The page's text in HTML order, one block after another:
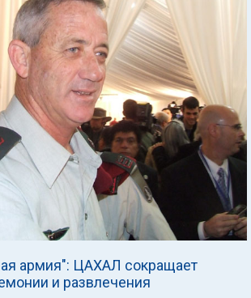
армия": ЦАХАЛ сокращает
и развлечения